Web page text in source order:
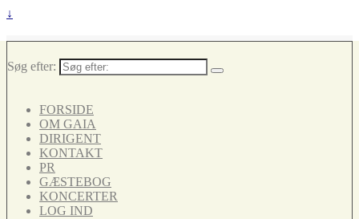
↓
Søg efter:
FORSIDE
OM GAIA
DIRIGENT
KONTAKT
PR
GÆSTEBOG
KONCERTER
LOG IND